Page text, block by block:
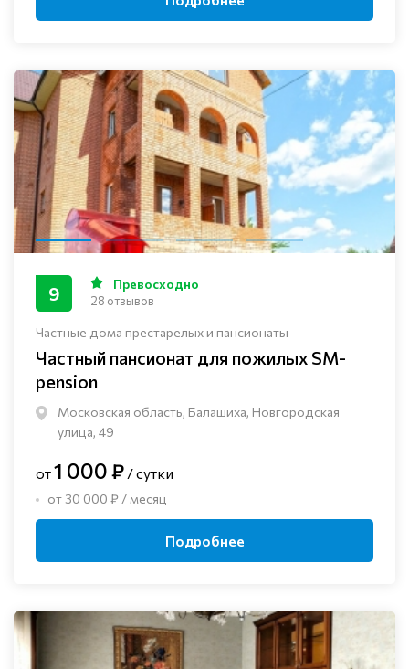
Частные дома престарелых и пансионаты
Частный пансионат для пожилых SM-
pension
Московская область, Балашиха, Новгородская
улица, 49
9 Превосходно
28 отзывов
от1 000 ₽ / сутки
от 30 000 ₽ / месяц
Подробнее